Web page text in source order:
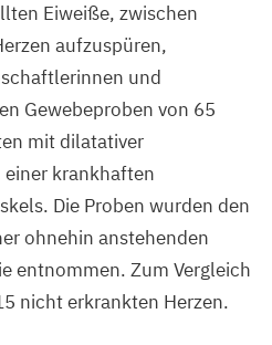
Eiweiße, zwischen
aufzuspüren,
und
Gewebeproben von 65
mit dilatativer
einer krankhaften
Die Proben wurden den
ohnehin anstehenden
entnommen. Zum Vergleich
nicht erkrankten Herzen.